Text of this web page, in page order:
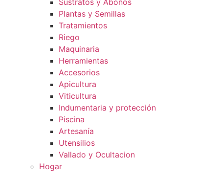
Sustratos y Abonos
Plantas y Semillas
Tratamientos
Riego
Maquinaria
Herramientas
Accesorios
Apicultura
Viticultura
Indumentaria y protección
Piscina
Artesanía
Utensilios
Vallado y Ocultacion
Hogar